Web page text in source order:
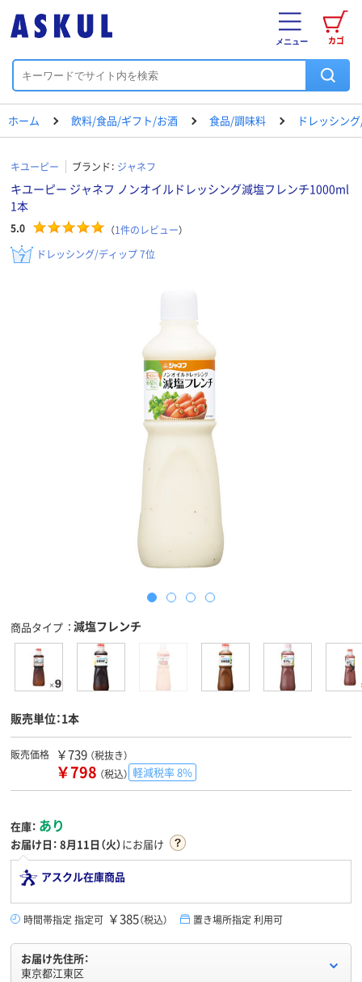
カゴ
メニュー
ホーム 飲料/食品/ギフト/お酒 食品/調味料 ドレッシン
キユーピー ブランド： ジャネフ
キユーピー ジャネフ ノンオイルドレッシング減塩フレンチ1000ml
1本
5.0 （1件のレビュー）
ドレッシング/ディップ 7位
商品タイプ 減塩フレンチ
販売単位：1本
販売価格 ￥739 （税抜き）
￥798 （税込） 軽減税率 8%
在庫： あり
お届け日： 8月11日（火）にお届け
アスクル在庫商品
時間帯指定 指定可 ￥385（税込） 置き場所指定 利用可
お届け先住所：
東京都江東区